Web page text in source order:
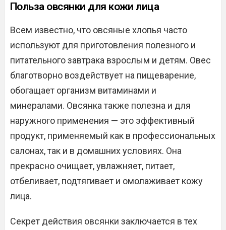
Польза овсянки для кожи лица
Всем известно, что овсяные хлопья часто
используют для приготовления полезного и
питательного завтрака взрослым и детям. Овес
благотворно воздействует на пищеварение,
обогащает организм витаминами и
минералами. Овсянка также полезна и для
наружного применения — это эффективный
продукт, применяемый как в профессиональных
салонах, так и в домашних условиях. Она
прекрасно очищает, увлажняет, питает,
отбеливает, подтягивает и омолаживает кожу
лица.
Секрет действия овсянки заключается в тех